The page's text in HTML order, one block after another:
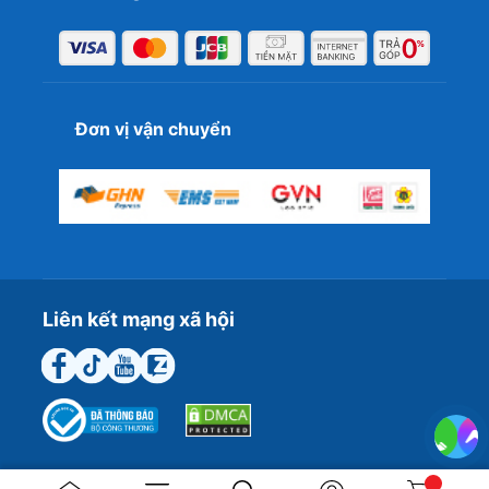
bỉ, sản phẩm giúp mọi tác vụ trở nên nhanh mượt hơn.
Khả năng hỗ trợ XMP và tương thích đa nền tảng đảm
bảo bạn luôn có hiệu năng tốt nhất. Hãy đến ngay T&T
Center để sở hữu linh kiện chính hãng với mức giá ưu đãi
Đơn vị vận chuyển
Liên kết mạng xã hội